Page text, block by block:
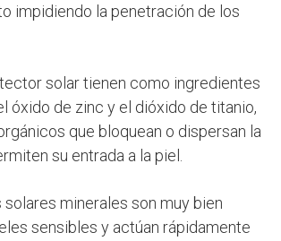
impidiendo la penetración de los
solar tienen como ingredientes
óxido de zinc y el dióxido de titanio,
que bloquean o dispersan la
su entrada a la piel.
minerales son muy bien
sensibles y actúan rápidamente